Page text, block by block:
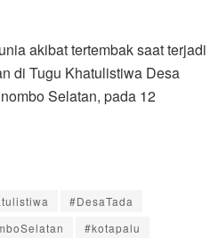
akibat tertembak saat terjadi
di Tugu Khatulistiwa Desa
Selatan, pada 12
#DesaTada
#kotapalu